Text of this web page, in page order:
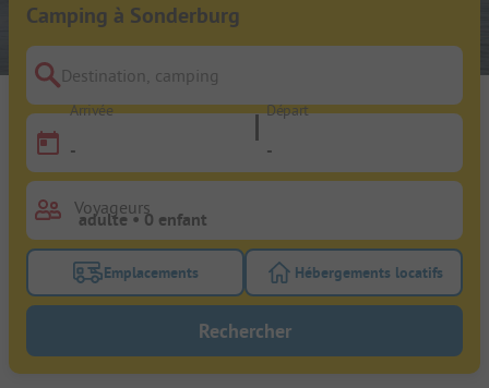
Camping à Sonderburg
Destination, camping
Arrivée
-
Départ
-
Voyageurs
Activez le bouton de filtre emplacements pour
Emplacements Activez le bouton
Hébergements locatifs
Rechercher